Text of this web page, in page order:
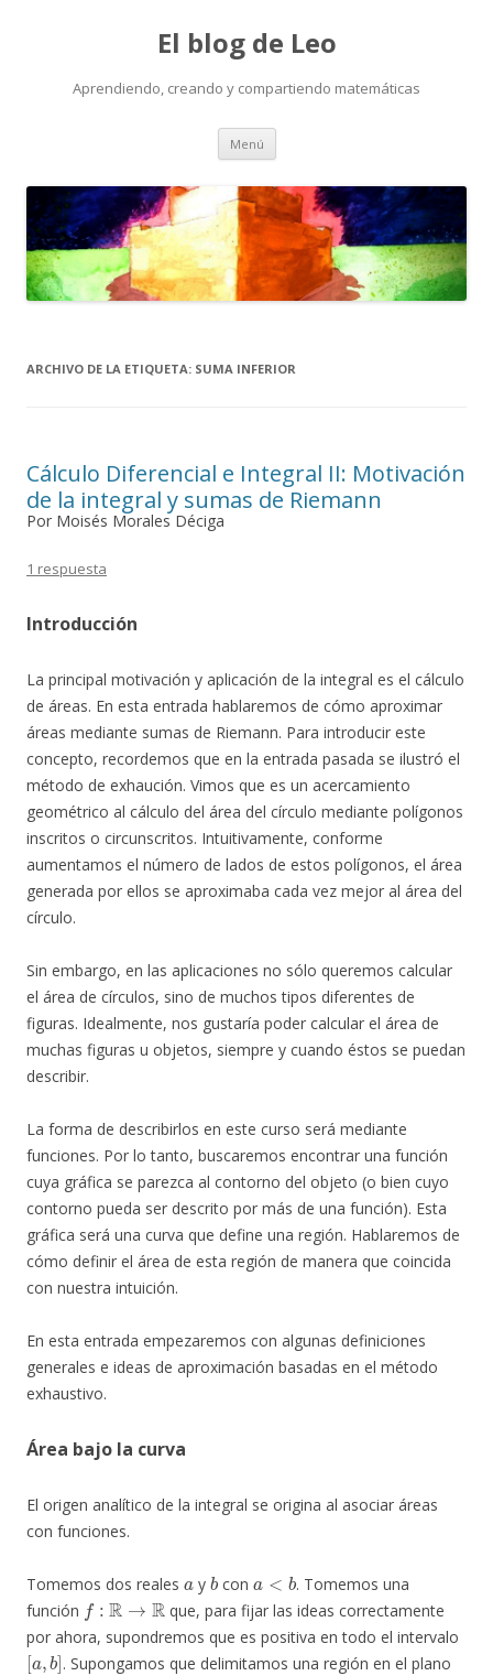
El blog de Leo
Aprendiendo, creando y compartiendo matemáticas
Menú Saltar
contenido
ARCHIVO DE LA ETIQUETA: SUMA INFERIOR
Cálculo Diferencial e Integral II: Motivación
de la integral y sumas de Riemann
Por Moisés Morales Déciga
1 respuesta
Introducción
La principal motivación y aplicación de la integral es el cálculo
de áreas. En esta entrada hablaremos de cómo aproximar
áreas mediante sumas de Riemann. Para introducir este
concepto, recordemos que en la entrada pasada se ilustró el
método de exhaución. Vimos que es un acercamiento
geométrico al cálculo del área del círculo mediante polígonos
inscritos o circunscritos. Intuitivamente, conforme
aumentamos el número de lados de estos polígonos, el área
generada por ellos se aproximaba cada vez mejor al área del
círculo.
Sin embargo, en las aplicaciones no sólo queremos calcular
el área de círculos, sino de muchos tipos diferentes de
figuras. Idealmente, nos gustaría poder calcular el área de
muchas figuras u objetos, siempre y cuando éstos se puedan
describir.
La forma de describirlos en este curso será mediante
funciones. Por lo tanto, buscaremos encontrar una función
cuya gráfica se parezca al contorno del objeto (o bien cuyo
contorno pueda ser descrito por más de una función). Esta
gráfica será una curva que define una región. Hablaremos de
cómo definir el área de esta región de manera que coincida
con nuestra intuición.
En esta entrada empezaremos con algunas definiciones
generales e ideas de aproximación basadas en el método
exhaustivo.
Área bajo la curva
El origen analítico de la integral se origina al asociar áreas
con funciones.
Tomemos dos reales y
b
con
. Tomemos una
función
f:R →R
que, para fijar las ideas correctamente
por ahora, supondremos que es positiva en todo el intervalo
[a,b]
. Supongamos que delimitamos una región en el plano